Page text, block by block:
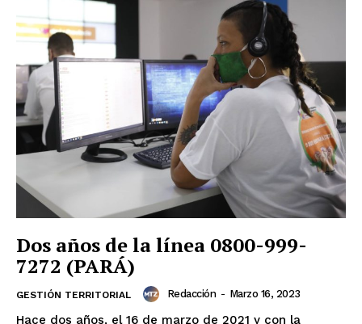
Dos años de la línea 0800-999-
7272 (PARÁ)
GESTIÓN TERRITORIAL Redacción - Marzo 16, 2023
Hace dos años, el 16 de marzo de 2021 y con la